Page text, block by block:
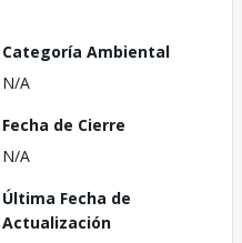
Categoría Ambiental
N/A
Fecha de Cierre
N/A
Última Fecha de
Actualización